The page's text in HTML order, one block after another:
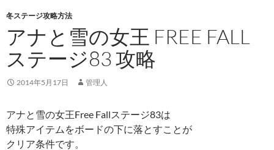
冬ステージ攻略方法
アナと雪の女王 FREE FALL
ステージ83 攻略
2014年5月17日 管理人
アナと雪の女王Free Fallステージ83は
特殊アイテムをボードの下に落とすことが
クリア条件です。